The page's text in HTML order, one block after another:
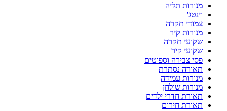
מנורות תליה
וינטג'
צמודי תקרה
מנורות קיר
שקועי תקרה
שקועי קיר
פסי צבירה וספוטים
תאורה נסתרת
מנורות עמידה
מנורות שולחן
תאורת חדרי ילדים
תאורת חירום